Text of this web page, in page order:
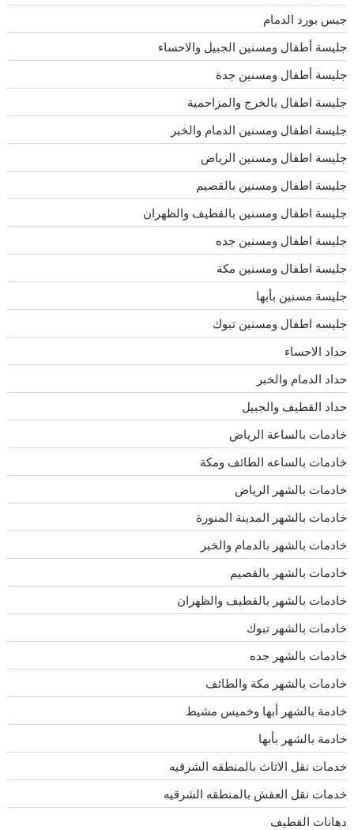
جبس بورد الدمام
جليسة أطفال ومسنين الجبيل والاحساء
جليسة أطفال ومسنين جدة
جليسة اطفال بالخرج والمزاحمية
جليسة اطفال ومسنين الدمام والخبر
جليسة اطفال ومسنين الرياض
جليسة اطفال ومسنين بالقصيم
جليسة اطفال ومسنين بالقطيف والظهران
جليسة اطفال ومسنين جده
جليسة اطفال ومسنين مكة
جليسة مسنين بأبها
جليسه اطفال ومسنين تبوك
حداد الاحساء
حداد الدمام والخبر
حداد القطيف والجبيل
خادمات بالساعة الرياض
خادمات بالساعه الطائف ومكة
خادمات بالشهر الرياض
خادمات بالشهر المدينة المنورة
خادمات بالشهر بالدمام والخبر
خادمات بالشهر بالقصيم
خادمات بالشهر بالقطيف والظهران
خادمات بالشهر تبوك
خادمات بالشهر جده
خادمات بالشهر مكة والطائف
خادمة بالشهر أبها وخميس مشيط
خادمة بالشهر بأبها
خدمات نقل الاثاث بالمنطقه الشرقيه
خدمات نقل العفش بالمنطقه الشرقيه
دهانات القطيف